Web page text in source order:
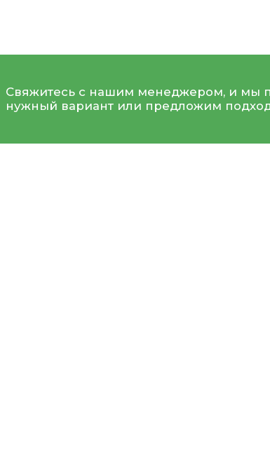
Свяжитесь с нашим менеджером, и мы
нужный вариант или предложим